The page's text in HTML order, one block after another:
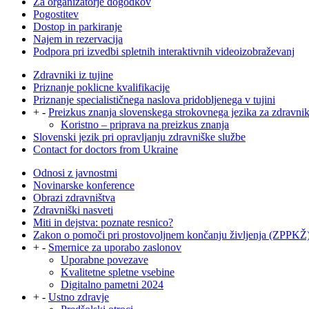
Pogostitev
Dostop in parkiranje
Najem in rezervacija
Podpora pri izvedbi spletnih interaktivnih videoizobraževanj
Zdravniki iz tujine
Priznanje poklicne kvalifikacije
Priznanje specialističnega naslova pridobljenega v tujini
+ - Preizkus znanja slovenskega strokovnega jezika za
Koristno – priprava na preizkus znanja
Slovenski jezik pri opravljanju zdravniške službe
Contact for doctors from Ukraine
Odnosi z javnostmi
Novinarske konference
Obrazi zdravništva
Zdravniški nasveti
Miti in dejstva: poznate resnico?
Zakon o pomoči pri prostovoljnem končanju življenja
+ - Smernice za uporabo zaslonov
Uporabne povezave
Kvalitetne spletne vsebine
Digitalno pametni 2024
+ - Ustno zdravje